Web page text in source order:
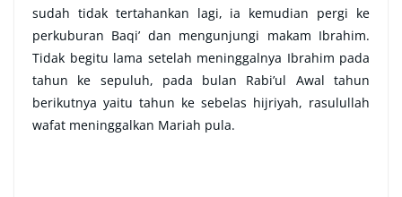
sudah tidak tertahankan lagi, ia kemudian pergi ke
perkuburan Baqi’ dan mengunjungi makam Ibrahim.
Tidak begitu lama setelah meninggalnya Ibrahim pada
tahun ke sepuluh, pada bulan Rabi’ul Awal tahun
berikutnya yaitu tahun ke sebelas hijriyah, rasulullah
wafat meninggalkan Mariah pula.